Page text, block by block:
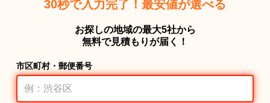
30秒で入力完了！最安値が選べる
お探しの地域の最大5社から
無料で見積もりが届く！
市区町村・郵便番号